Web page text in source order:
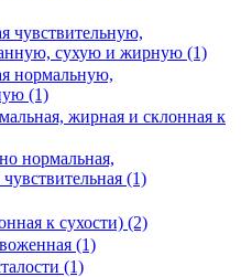
чувствительную,
сухую и жирную (1)
нормальную,
(1)
жирная и склонная к
нормальная,
(1)
к сухости) (2)
(1)
(1)